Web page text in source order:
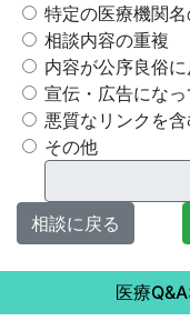
特定の医療機関
相談内容の重複
内容が公序良俗に
宣伝・広告になっ
悪質なリンクを含
その他
相談に戻る
医療